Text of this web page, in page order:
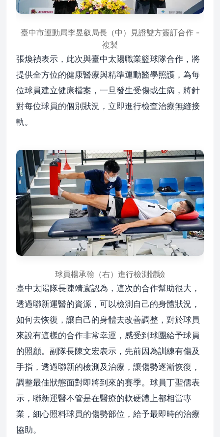
臺中市運動局李昱叡局長（中）見證雙方簽訂合作 -
複製
張煥禎表示，此次與臺中太陽職業籃球隊合作，將
提供全方位的健康醫療與精準運動醫學照護，為每
位球員建立健康檔案，一旦發生受傷或生病，將針
對每位球員的個別狀況，立即進行檢查治療無縫接
軌。
球員楊承翰（右）進行檢測體驗
臺中太陽隊長陳靖寰認為，這次的合作幫助很大，
透過聯新運醫的資源，可以檢測自己的身體狀況，
如何去恢復，讓自己的身體去改善調整，對於球員
來說有這樣的合作非常幸運，感受到球團給予球員
的照顧。副隊長陳文宏表示，先前因為訓練有傷及
手指，透過聯新的檢測及治療，讓傷勢逐漸恢復，
調整最佳狀態面對即將到來的賽季。球員丁聖儒表
示，聯新運醫不管是在醫療的軟硬體上都相當專
業，細心照料球員的傷勢部位，給予最即時的治療
協助。